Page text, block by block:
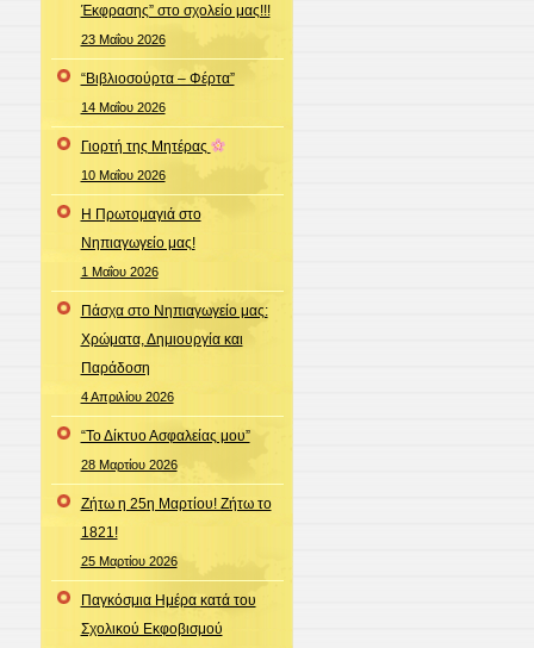
Έκφρασης” στο σχολείο μας!!!
23 Μαΐου 2026
“Βιβλιοσούρτα – Φέρτα”
14 Μαΐου 2026
Γιορτή της Μητέρας
10 Μαΐου 2026
Η Πρωτομαγιά στο
Νηπιαγωγείο μας!
1 Μαΐου 2026
Πάσχα στο Νηπιαγωγείο μας:
Χρώματα, Δημιουργία και
Παράδοση
4 Απριλίου 2026
“Το Δίκτυο Ασφαλείας μου”
28 Μαρτίου 2026
Ζήτω η 25η Μαρτίου! Ζήτω το
1821!
25 Μαρτίου 2026
Παγκόσμια Ημέρα κατά του
Σχολικού Εκφοβισμού